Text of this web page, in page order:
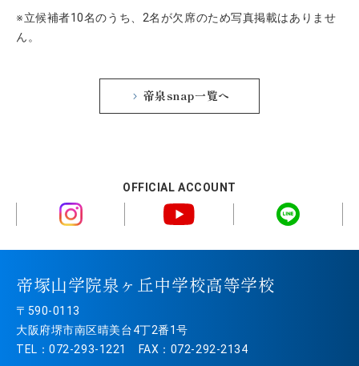
※立候補者10名のうち、2名が欠席のため写真掲載はありませ
ん。
帝泉snap一覧へ
OFFICIAL ACCOUNT
帝塚山学院泉ヶ丘中学校高等学校
〒590-0113
大阪府堺市南区晴美台4丁2番1号
TEL：072-293-1221 FAX：072-292-2134